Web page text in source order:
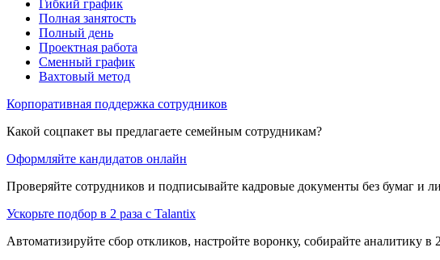
Гибкий график
Полная занятость
Полный день
Проектная работа
Сменный график
Вахтовый метод
Корпоративная поддержка сотрудников
Какой соцпакет вы предлагаете семейным сотрудникам?
Оформляйте кандидатов онлайн
Проверяйте сотрудников и подписывайте кадровые документы без бумаг и
Ускорьте подбор в 2 раза с Talantix
Автоматизируйте сбор откликов, настройте воронку, собирайте аналитику в